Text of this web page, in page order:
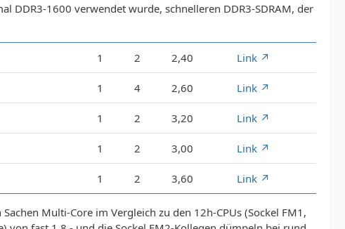
DDR3-1600 verwendet wurde, schnelleren DDR3-SDRAM, der
1 2 2,40 Link
1 4 2,60 Link
1 2 3,20 Link
1 2 3,00 Link
1 2 3,60 Link
Multi-Core im Vergleich zu den 12h-CPUs (Sockel FM1,